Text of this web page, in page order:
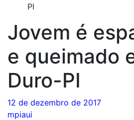
PI
Jovem é
e queimado
Duro-PI
12 de dezembro de 2017
mpiaui